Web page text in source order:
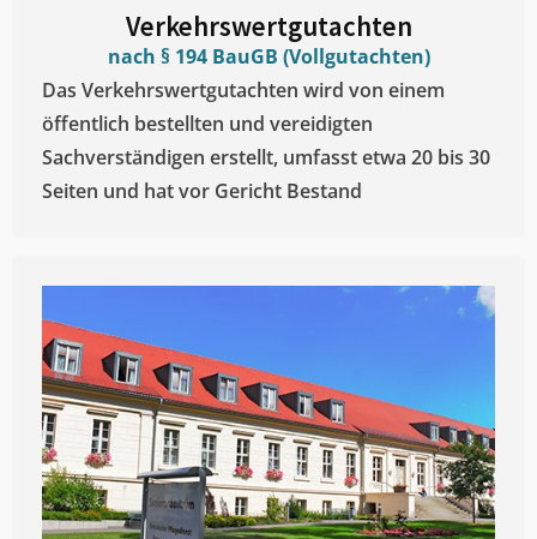
Verkehrswertgutachten
nach § 194 BauGB (Vollgutachten)
Das Verkehrswertgutachten wird von einem
öffentlich bestellten und vereidigten
Sachverständigen erstellt, umfasst etwa 20 bis 30
Seiten und hat vor Gericht Bestand